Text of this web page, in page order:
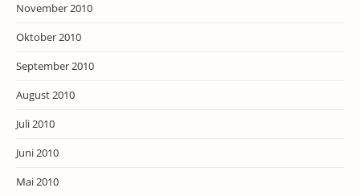
November 2010
Oktober 2010
September 2010
August 2010
Juli 2010
Juni 2010
Mai 2010